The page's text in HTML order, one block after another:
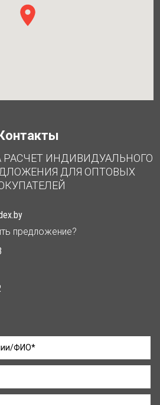
ИНДИВИДУАЛЬНОГО
ДЛЯ ОПТОВЫХ
предложение?